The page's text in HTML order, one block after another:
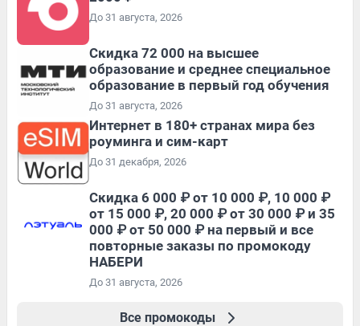
До 31 августа, 2026
Скидка 72 000 на высшее
образование и среднее специальное
образование в первый год обучения
До 31 августа, 2026
Интернет в 180+ странах мира без
роуминга и сим-карт
До 31 декабря, 2026
Скидка 6 000 ₽ от 10 000 ₽, 10 000 ₽
от 15 000 ₽, 20 000 ₽ от 30 000 ₽ и 35
000 ₽ от 50 000 ₽ на первый и все
повторные заказы по промокоду
НАБЕРИ
До 31 августа, 2026
Все промокоды